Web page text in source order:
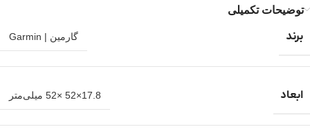
توضیحات تکمیلی
برند گارمین | Garmin
ابعاد 17.8×52 ×52 میلی‌متر